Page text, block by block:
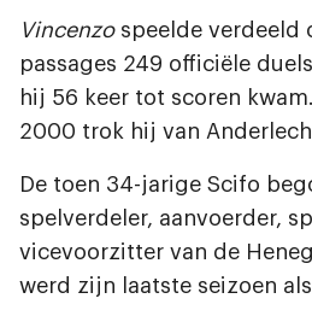
Vincenzo speelde verdeeld
passages 249 officiële
hij 56 keer tot scoren
2000 trok hij van
De toen 34-jarige Scifo
spelverdeler, aanvoerder,
vicevoorzitter van de
werd zijn laatste seizoen